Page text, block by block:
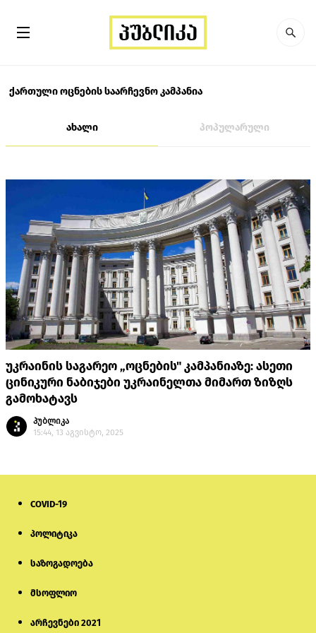
ქართული ოცნების საარჩევნო კამპანია
ახალი პოპულარული
უკრაინის საგარეო „ოცნების" კამპანიაზე: ასეთი
ცინიკური ნაბიჯები უკრაინელთა მიმართ ზიზღს
გამოხატავს
პუბლიკა
15:44, 13 აგვისტო, 2025
COVID-19
პოლიტიკა
საზოგადოება
მსოფლიო
არჩევნები 2021